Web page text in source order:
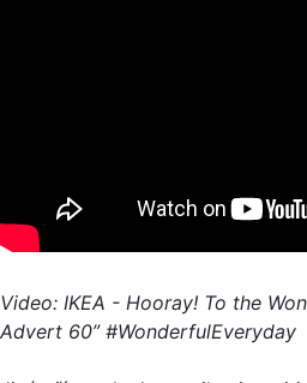
Video: IKEA - Hooray! To the
Advert 60” #WonderfulEveryday